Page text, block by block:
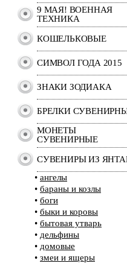
9 МАЯ! ВОЕННАЯ
ТЕХНИКА
КОШЕЛЬКОВЫЕ
СИМВОЛ ГОДА 2015
ЗНАКИ ЗОДИАКА
БРЕЛКИ
МОНЕТЫ
СУВЕНИРНЫЕ
СУВЕНИРЫ ИЗ
• ангелы
• бараны и козлы
• боги
• быки и коровы
• бытовая утварь
• дельфины
• домовые
• змеи и ящеры